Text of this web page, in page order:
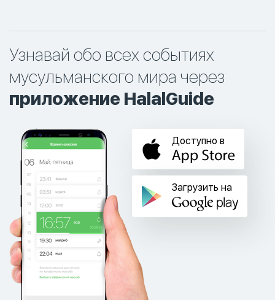
Узнавай обо всех событиях
мусульманского мира через
приложение HalalGuide
Доступно в
Загрузить на